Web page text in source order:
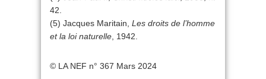
42.
(5) Jacques Maritain, Les droits de l’homme
et la loi naturelle , 1942.
© LA NEF n° 367 Mars 2024